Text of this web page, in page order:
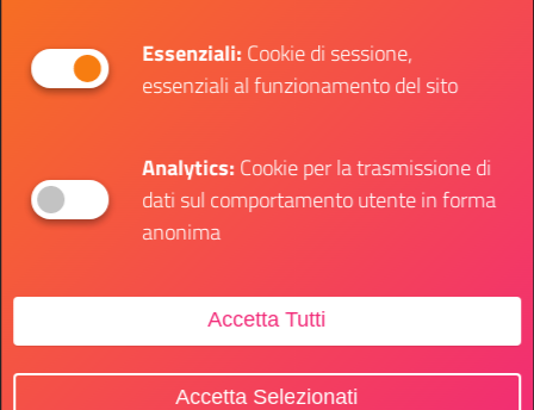
Essenziali:Cookie di sessione,
essenziali al funzionamento del sito
Analytics:Cookie per la trasmissione di
dati sul comportamento utente in forma
anonima
Accetta Tutti
Accetta Selezionati